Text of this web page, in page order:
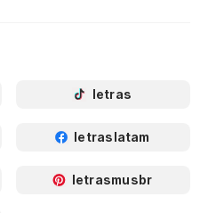
letras
letraslatam
letrasmusbr